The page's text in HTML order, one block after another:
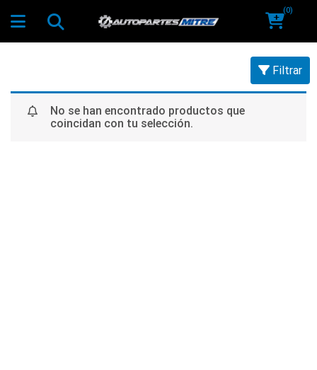
(0)
Filtrar
No se han encontrado productos que
coincidan con tu selección.